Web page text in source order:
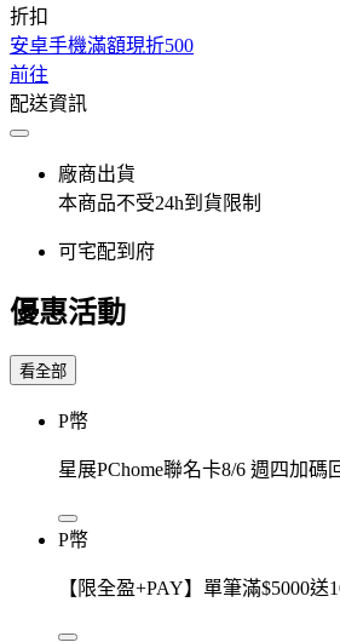
折扣
安卓手機滿額現折500
前往
配送資訊
廠商出貨
本商品不受24h到貨限制
可宅配到府
優惠活動
看全部
P幣
星展PChome聯名卡8/6 週四加碼
P幣
【限全盈+PAY】單筆滿$5000送